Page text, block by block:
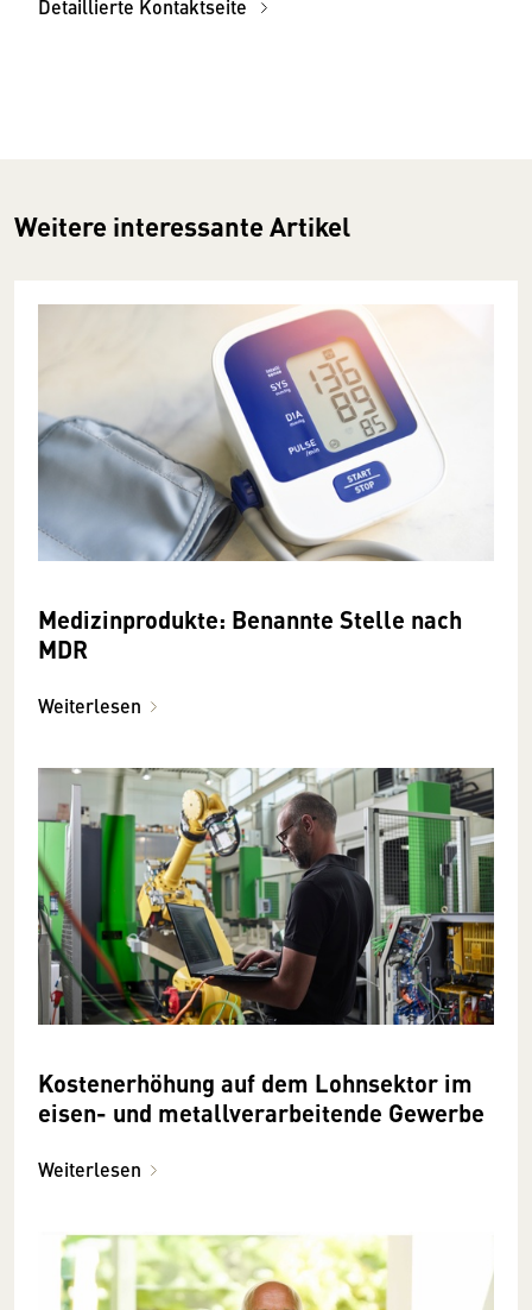
Detaillierte Kontaktseite
Weitere interessante Artikel
Medizinprodukte: Benannte Stelle nach
MDR
Weiterlesen
Kostenerhöhung auf dem Lohnsektor im
eisen- und metallverarbeitende Gewerbe
Weiterlesen